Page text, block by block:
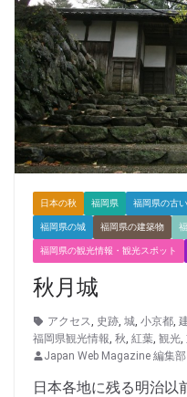
日本の秋 福岡県 福岡県の古
福岡県の城 福岡県の建築物
福岡県の観光情報・観光スポット
秋月城
アクセス, 史跡, 城, 小京都,
福岡県観光情報, 秋, 紅葉, 観光,
Japan Web Magazine 編集部
日本各地に残る明治以